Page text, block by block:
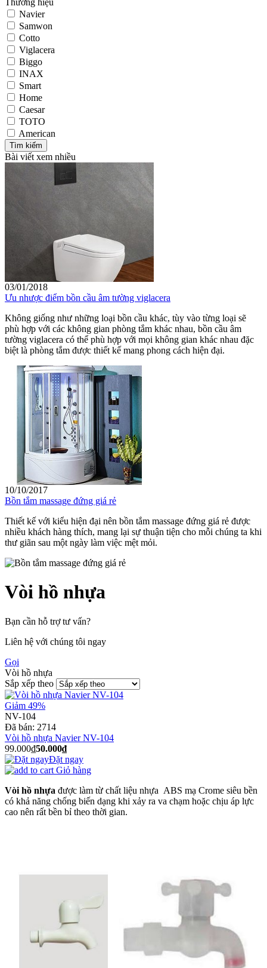
Thương hiệu
Navier
Samwon
Cotto
Viglacera
Biggo
INAX
Smart
Home
Caesar
TOTO
American
Bài viết xem nhiều
03/01/2018
Ưu nhược điểm bồn cầu âm tường viglacera
Không giống như những loại bồn cầu khác, tùy vào từng loại sẽ
phù hợp với các không gian phòng tắm khác nhau, bồn cầu âm
tường viglacera có thể phù hợp với mọi không gian khác nhau đặc
biệt là phòng tắm được thiết kế mang phong cách hiện đại.
10/10/2017
Bồn tắm massage đứng giá rẻ
Thiết kế với kiểu hiện đại nên bồn tắm massage đứng giá rẻ được
nhiều khách hàng thích, mang lại sự thuận tiện cho mỗi chúng ta khi
thư giãn sau một ngày làm việc mệt mỏi.
Vòi hồ nhựa
Bạn cần hỗ trợ tư vấn?
Liên hệ với chúng tôi ngay
Gọi
Vòi hồ nhựa
Sắp xếp theo
Giảm 49%
NV-104
Đã bán: 2714
Vòi hồ nhựa Navier NV-104
99.000₫50.000₫
Đặt ngay
Giỏ hàng
Vòi hồ nhựa được làm từ chất liệu nhựa ABS mạ Crome siêu bền
có khả năng chống biến dạng khi xảy ra va chạm hoặc chịu áp lực
cao nên rất bền bỉ theo thời gian.